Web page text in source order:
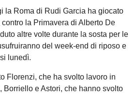
la Roma di Rudi Garcia ha giocato
la Primavera di Alberto De
altre volte durante la sosta per le
del week-end di riposo e
lunedì.
Florenzi, che ha svolto lavoro in
Borriello e Astori, che hanno svolto